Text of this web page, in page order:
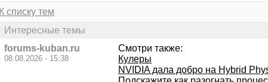
К списку тем
Интересные темы
forums-kuban.ru
08.08.2026 - 15:38
Смотри также:
Кулеры
NVIDIA дала добро на Hybrid